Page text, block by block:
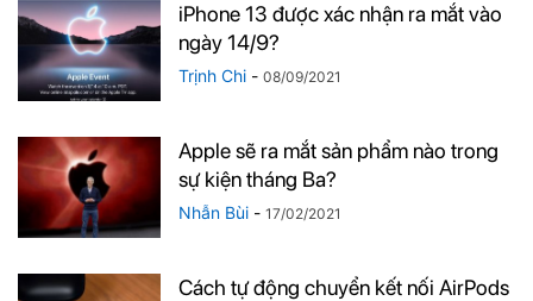
iPhone 13 được xác nhận ra mắt vào
ngày 14/9?
Trịnh Chi - 08/09/2021
Apple sẽ ra mắt sản phẩm nào trong
sự kiện tháng Ba?
Nhẫn Bùi - 17/02/2021
Cách tự động chuyển kết nối AirPods